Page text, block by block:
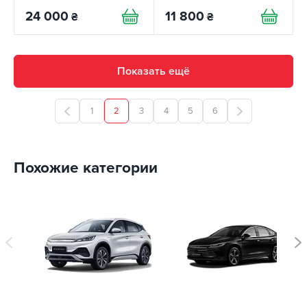
24 000 ₴ 11 800 ₴
Показать ещё
1 2 3 4 5 6
Похожие категории